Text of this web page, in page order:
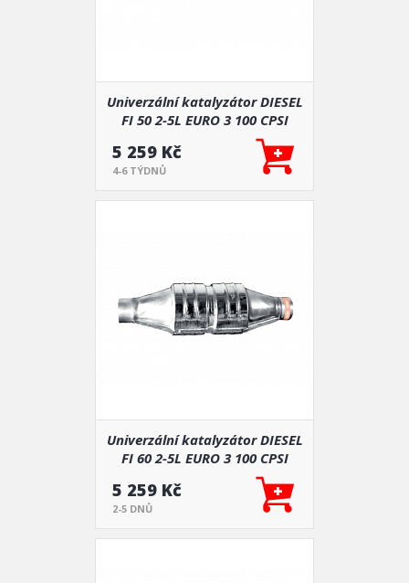
Univerzální katalyzátor DIESEL
FI 50 2-5L EURO 3 100 CPSI
5 259 Kč
4-6 TÝDNŮ
Univerzální katalyzátor DIESEL
FI 60 2-5L EURO 3 100 CPSI
5 259 Kč
2-5 DNŮ